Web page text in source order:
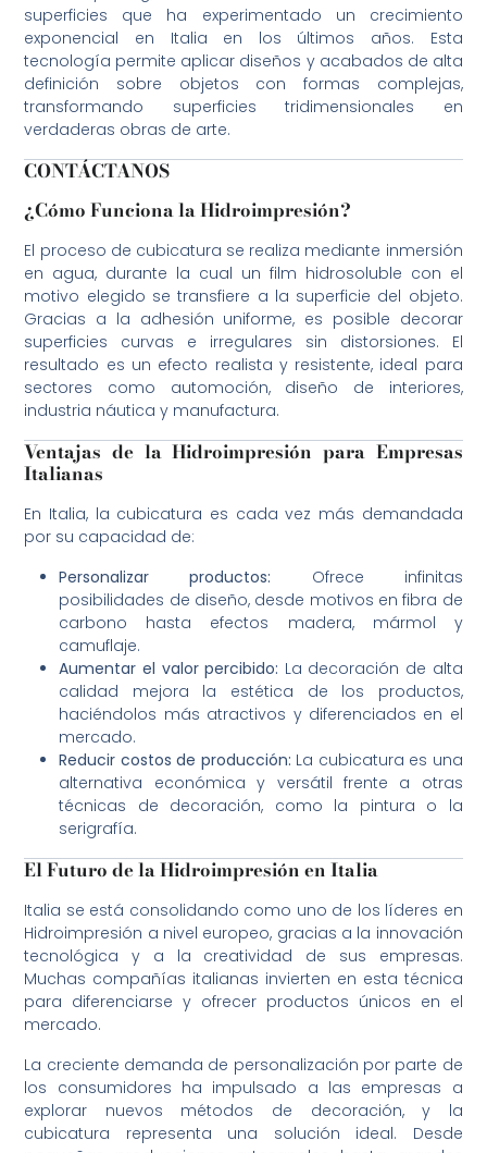
superficies que ha experimentado un crecimiento
exponencial en Italia en los últimos años. Esta
tecnología permite aplicar diseños y acabados de alta
definición sobre objetos con formas complejas,
transformando superficies tridimensionales en
verdaderas obras de arte.
CONTÁCTANOS
¿Cómo Funciona la Hidroimpresión?
El proceso de cubicatura se realiza mediante inmersión
en agua, durante la cual un film hidrosoluble con el
motivo elegido se transfiere a la superficie del objeto.
Gracias a la adhesión uniforme, es posible decorar
superficies curvas e irregulares sin distorsiones. El
resultado es un efecto realista y resistente, ideal para
sectores como automoción, diseño de interiores,
industria náutica y manufactura.
Ventajas de la Hidroimpresión para Empresas
Italianas
En Italia, la cubicatura es cada vez más demandada
por su capacidad de:
Personalizar productos: Ofrece infinitas
posibilidades de diseño, desde motivos en fibra de
carbono hasta efectos madera, mármol y
camuflaje.
Aumentar el valor percibido: La decoración de alta
calidad mejora la estética de los productos,
haciéndolos más atractivos y diferenciados en el
mercado.
Reducir costos de producción: La cubicatura es una
alternativa económica y versátil frente a otras
técnicas de decoración, como la pintura o la
serigrafía.
El Futuro de la Hidroimpresión en Italia
Italia se está consolidando como uno de los líderes en
Hidroimpresión a nivel europeo, gracias a la innovación
tecnológica y a la creatividad de sus empresas.
Muchas compañías italianas invierten en esta técnica
para diferenciarse y ofrecer productos únicos en el
mercado.
La creciente demanda de personalización por parte de
los consumidores ha impulsado a las empresas a
explorar nuevos métodos de decoración, y la
cubicatura representa una solución ideal. Desde